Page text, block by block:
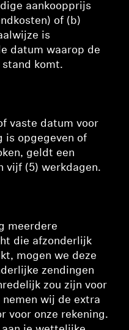
aankoopprijs
of (b)
is
datum waarop de
komt.
vaste datum voor
is opgegeven of
geldt een
vijf (5) werkdagen.
meerdere
die afzonderlijk
mogen we deze
zendingen
zou zijn voor
wij de extra
voor onze rekening.